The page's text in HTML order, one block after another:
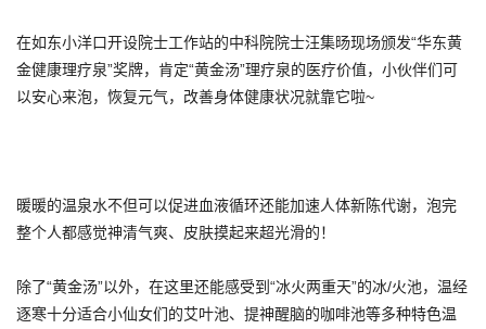
在如东小洋口开设院士工作站的中科院院士汪集旸现场颁发“华东黄
金健康理疗泉”奖牌，肯定“黄金汤”理疗泉的医疗价值，小伙伴们可
以安心来泡，恢复元气，改善身体健康状况就靠它啦~
暖暖的温泉水不但可以促进血液循环还能加速人体新陈代谢，泡完
整个人都感觉神清气爽、皮肤摸起来超光滑的！
除了“黄金汤”以外，在这里还能感受到“冰火两重天”的冰/火池，温经
逐寒十分适合小仙女们的艾叶池、提神醒脑的咖啡池等多种特色温